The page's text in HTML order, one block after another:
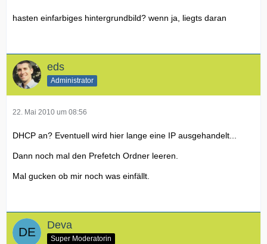
hasten einfarbiges hintergrundbild? wenn ja, liegts daran
eds
Administrator
22. Mai 2010 um 08:56
DHCP an? Eventuell wird hier lange eine IP ausgehandelt...
Dann noch mal den Prefetch Ordner leeren.
Mal gucken ob mir noch was einfällt.
Deva
Super Moderatorin